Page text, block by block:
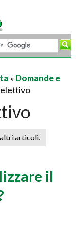
» Domande e
altri articoli:
il